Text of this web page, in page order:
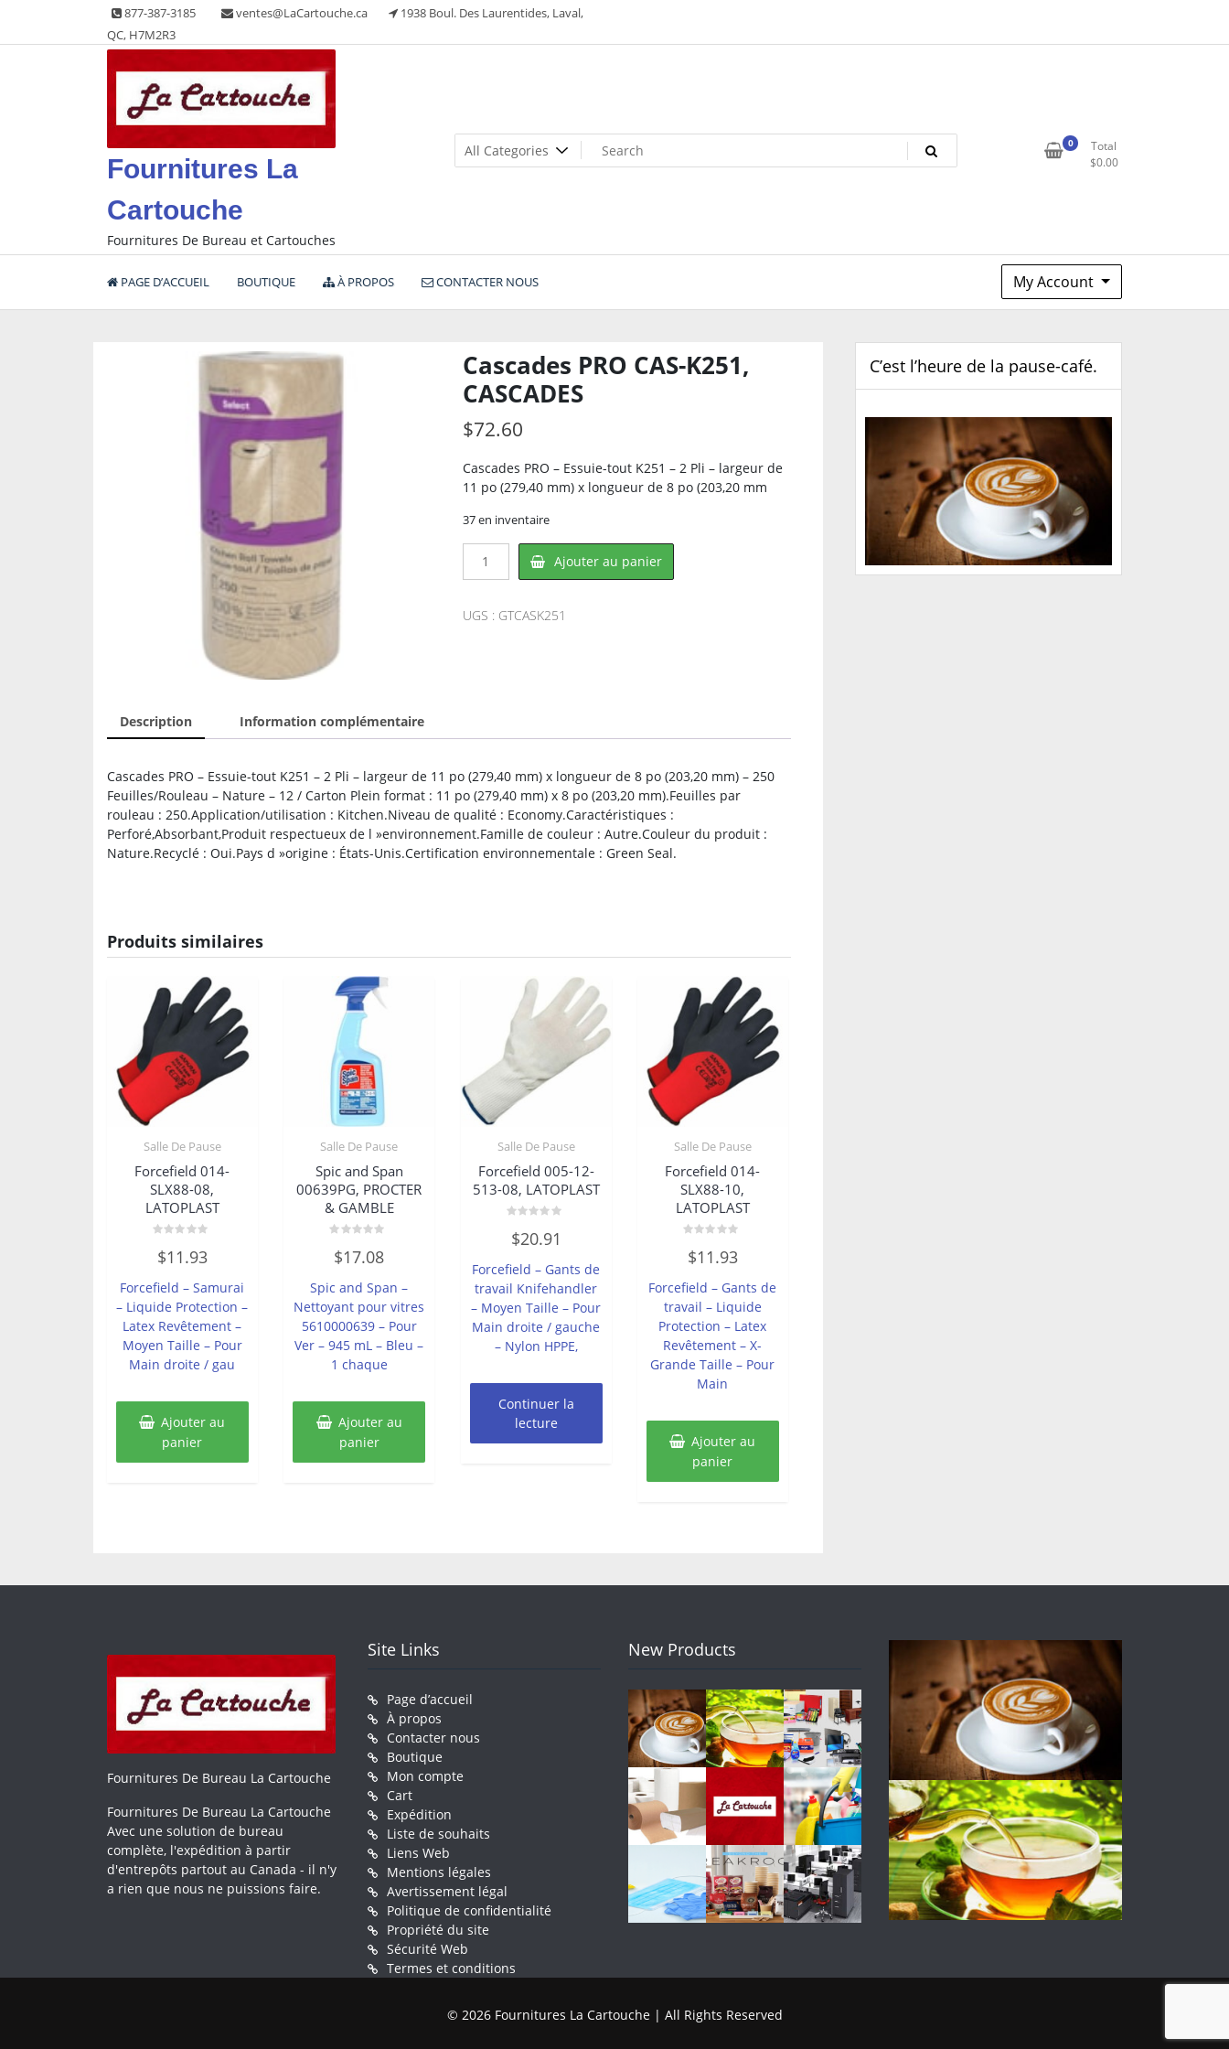
content
877-387-3185 ventes@LaCartouche.ca
1938 Boul. Des Laurentides, Laval,
QC, H7M2R3
Fournitures La
Cartouche
Fournitures De Bureau et Cartouches
0
Total
$0.00
PAGE D’ACCUEIL BOUTIQUE À PROPOS CONTACTER NOUS My Account
Cascades PRO CAS-K251,
CASCADES
$72.60
Cascades PRO – Essuie-tout K251 – 2 Pli – largeur de
11 po (279,40 mm) x longueur de 8 po (203,20 mm
37 en inventaire
PRO
Ajouter au panier
UGS : GTCASK251
Description Information complémentaire
Cascades PRO – Essuie-tout K251 – 2 Pli – largeur de 11 po (279,40 mm) x longueur de 8 po (203,20 mm) – 250
Feuilles/Rouleau – Nature – 12 / Carton Plein format : 11 po (279,40 mm) x 8 po (203,20 mm).Feuilles par
rouleau : 250.Application/utilisation : Kitchen.Niveau de qualité : Economy.Caractéristiques :
Perforé,Absorbant,Produit respectueux de l »environnement.Famille de couleur : Autre.Couleur du produit :
Nature.Recyclé : Oui.Pays d »origine : États-Unis.Certification environnementale : Green Seal.
Produits similaires
Salle De Pause
Forcefield 014-
SLX88-08,
LATOPLAST
0
sur
$11.93
Forcefield – Samurai
– Liquide Protection –
Latex Revêtement –
Moyen Taille – Pour
Main droite / gau
Ajouter au
panier
Salle De Pause
Spic and Span
00639PG, PROCTER
& GAMBLE
0
sur
$17.08
Spic and Span –
Nettoyant pour vitres
5610000639 – Pour
Ver – 945 mL – Bleu –
1 chaque
Ajouter au
panier
Salle De Pause
Forcefield 005-12-
513-08, LATOPLAST
0
sur
$20.91
Forcefield – Gants de
travail Knifehandler
– Moyen Taille – Pour
Main droite / gauche
– Nylon HPPE,
Continuer la
lecture
Salle De Pause
Forcefield 014-
SLX88-10,
LATOPLAST
0
sur
$11.93
Forcefield – Gants de
travail – Liquide
Protection – Latex
Revêtement – X-
Grande Taille – Pour
Main
Ajouter au
panier
C’est l’heure de la pause-café.
Fournitures De Bureau La Cartouche
Fournitures De Bureau La Cartouche
Avec une solution de bureau
complète, l'expédition à partir
d'entrepôts partout au Canada - il n'y
a rien que nous ne puissions faire.
Site Links
Page d’accueil
À propos
Contacter nous
Boutique
Mon compte
Cart
Expédition
Liste de souhaits
Liens Web
Mentions légales
Avertissement légal
Politique de confidentialité
Propriété du site
Sécurité Web
Termes et conditions
New Products
© 2026 Fournitures La Cartouche | All Rights Reserved